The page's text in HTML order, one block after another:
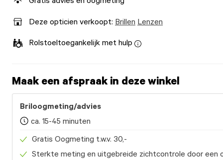
Deze opticien verkoopt: Brillen Lenzen
Rolstoeltoegankelijk met hulp
Maak een afspraak in deze winkel
Briloogmeting/advies
ca. 15-45 minuten
Gratis Oogmeting t.w.v. 30,-
Sterkte meting en uitgebreide zichtcontrole door een